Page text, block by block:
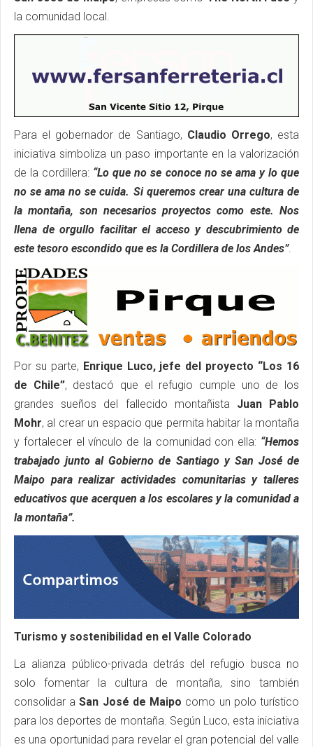
la comunidad local.
Para el gobernador de Santiago, Claudio Orrego, esta
iniciativa simboliza un paso importante en la valorización
de la cordillera: “Lo que no se conoce no se ama y lo que
no se ama no se cuida. Si queremos crear una cultura de
la montaña, son necesarios proyectos como este. Nos
llena de orgullo facilitar el acceso y descubrimiento de
este tesoro escondido que es la Cordillera de los Andes”.
Por su parte, Enrique Luco, jefe del proyecto “Los 16
de Chile”, destacó que el refugio cumple uno de los
grandes sueños del fallecido montañista Juan Pablo
Mohr, al crear un espacio que permita habitar la montaña
y fortalecer el vínculo de la comunidad con ella: “Hemos
trabajado junto al Gobierno de Santiago y San José de
Maipo para realizar actividades comunitarias y talleres
educativos que acerquen a los escolares y la comunidad a
la montaña”.
Turismo y sostenibilidad en el Valle Colorado
La alianza público-privada detrás del refugio busca no
solo fomentar la cultura de montaña, sino también
consolidar aSan José de Maipo como un polo turístico
para los deportes de montaña. Según Luco, esta iniciativa
es una oportunidad para revelar el gran potencial del valle